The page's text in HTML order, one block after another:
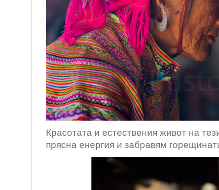
Красотата и естествения живот на
прясна енергия и забравям